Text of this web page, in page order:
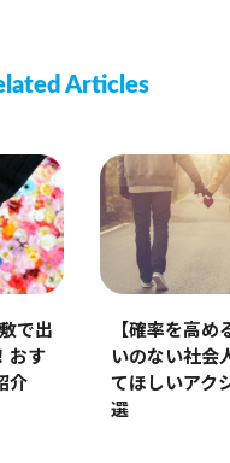
Articles
で出
おす
介
【確率を高め
いのない社会
てほしいアク
選